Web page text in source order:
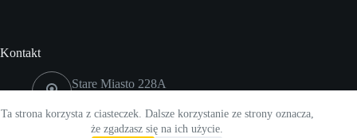
Ta strona korzysta z ciasteczek. Dalsze korzystanie ze strony oznacza,
że zgadzasz się na ich użycie.
Kontakt
Stare Miasto 228A
+48 729 926 640